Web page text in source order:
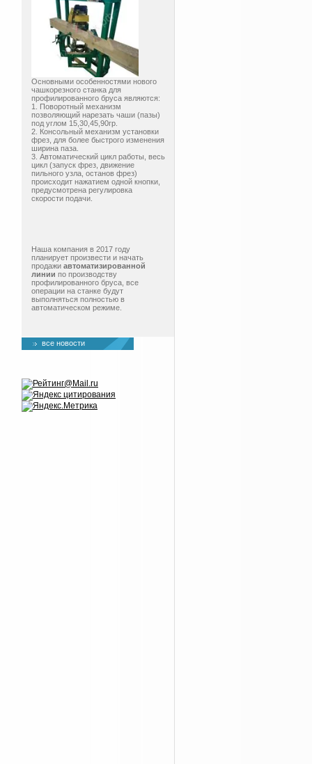
Основными особенностями нового
чашкорезного станка для
профилированного бруса являются:
1. Поворотный механизм
позволяющий нарезать чаши (пазы)
под углом 15,30,45,90гр.
2. Консольный механизм установки
фрез, для более быстрого изменения
ширина паза.
3. Автоматический цикл работы, весь
цикл (запуск фрез, движение
пильного узла, останов фрез)
происходит нажатием одной кнопки,
предусмотрена регулировка
скорости подачи.
Наша компания в 2017 году
планирует произвести и начать
продажи автоматизированной
линии по производству
профилированного бруса, все
операции на станке будут
выполняться полностью в
автоматическом режиме.
все новости